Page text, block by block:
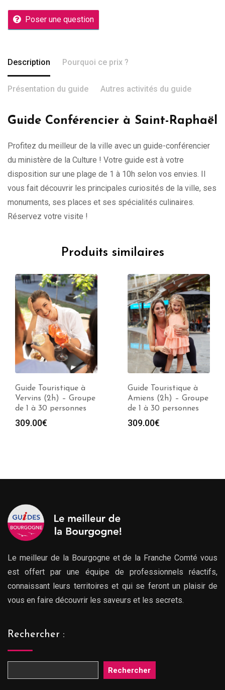
Poser une question
Description Pourquoi ce prix ?
Présentation du guide Autres activités du guide
Guide Conférencier à Saint-Raphaël
Profitez du meilleur de la ville avec un guide-conférencier
du ministère de la Culture ! Votre guide est à votre
disposition sur une plage de 1 à 10h selon vos envies. Il
vous fait découvrir les principales curiosités de la ville, ses
monuments, ses places et ses spécialités culinaires.
Réservez votre visite !
Produits similaires
Guide Touristique à
Vervins (2h) – Groupe
de 1 à 30 personnes
309.00€
Guide Touristique à
Amiens (2h) – Groupe
de 1 à 30 personnes
309.00€
Le meilleur de la Bourgogne et de la Franche Comté vous
est offert par une équipe de professionnels réactifs,
connaissant leurs territoires et qui se feront un plaisir de
vous en faire découvrir les saveurs et les secrets.
Rechercher :
Rechercher